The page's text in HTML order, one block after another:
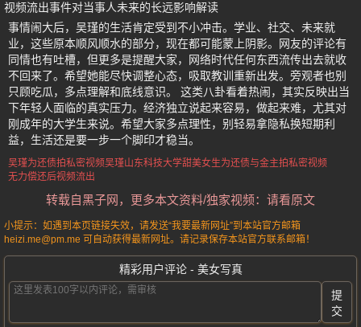
视频流出事件对当事人未来的长远影响解读
事情闹大后，吴瑾的生活肯定受到不小冲击。学业、社交、未来就
业，这些原本顺风顺水的部分，现在都可能蒙上阴影。网友的评论有
同情也有吐槽，但更多是提醒大家，网络时代任何东西流传出去就收
不回来了。希望她能尽快调整心态，吸取教训重新出发。旁观者也别
只顾吃瓜，多点理解和底线意识。 这类八卦看着热闹，其实反映出当
下年轻人面临的真实压力。经济独立说起来容易，做起来难，尤其对
刚成年的大学生来说。希望大家多点理性，别轻易拿隐私换短期利
益，生活还是要一步一个脚印才稳当。
吴瑾为还债拍私密视频吴瑾山东科技大学甜美女生为还债与金主拍私密视频
无力偿还后视频流出
转载自黑子网，更多本文资料/独家视频：请看原文
小提示：如遇到本页链接失效，请发送“我要最新网址”到本站官方邮箱
heizi.me@pm.me 可自动获得最新网址。请记录保存本站官方联系邮箱！
精彩用户评论 - 美女写真
提
交